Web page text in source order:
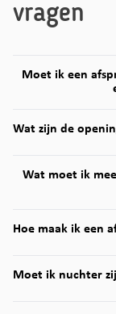
vragen
Moet ik een
Wat zijn de
Wat moet ik
Hoe maak ik een
Moet ik nuchter